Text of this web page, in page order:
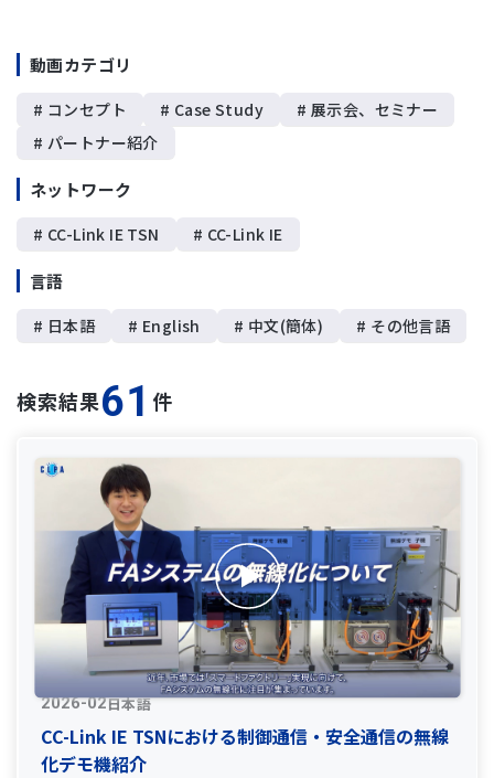
動画カテゴリ
# コンセプト # Case Study
# 展示会、セミナー
# パートナー紹介
ネットワーク
# CC-Link IE TSN # CC-Link IE
言語
# 日本語 # English # 中文(簡体) # その他言語
検索結果61 件
2026-02日本語
CC-Link IE TSNにおける制御通信・安全通信の無線
化デモ機紹介